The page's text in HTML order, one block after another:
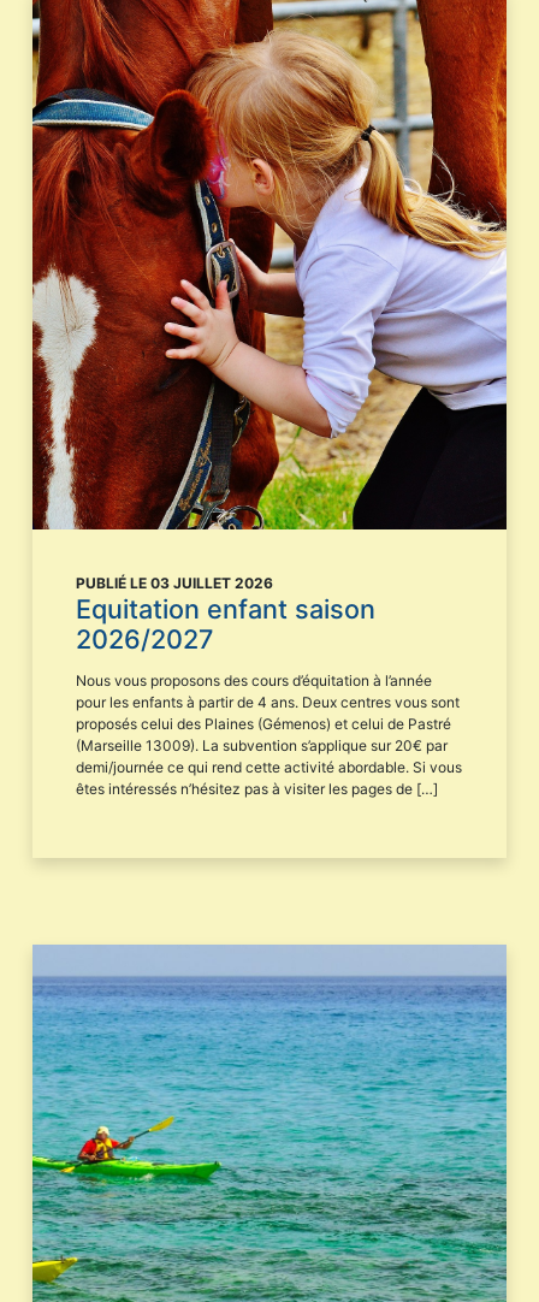
PUBLIÉ LE 03 JUILLET 2026
Equitation enfant saison
2026/2027
Nous vous proposons des cours d’équitation à l’année
pour les enfants à partir de 4 ans. Deux centres vous sont
proposés celui des Plaines (Gémenos) et celui de Pastré
(Marseille 13009). La subvention s’applique sur 20€ par
demi/journée ce qui rend cette activité abordable. Si vous
êtes intéressés n’hésitez pas à visiter les pages de […]